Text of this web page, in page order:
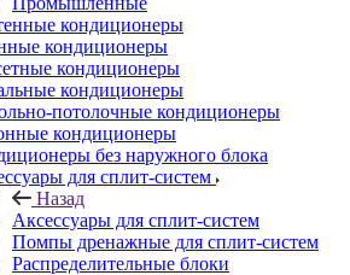
кондиционеры
кондиционеры
кондиционеры
кондиционеры
потолочные кондиционеры
кондиционеры
без наружного блока
для сплит-систем
Назад
Аксессуары для сплит-систем
Помпы дренажные для сплит-систем
Распределительные блоки